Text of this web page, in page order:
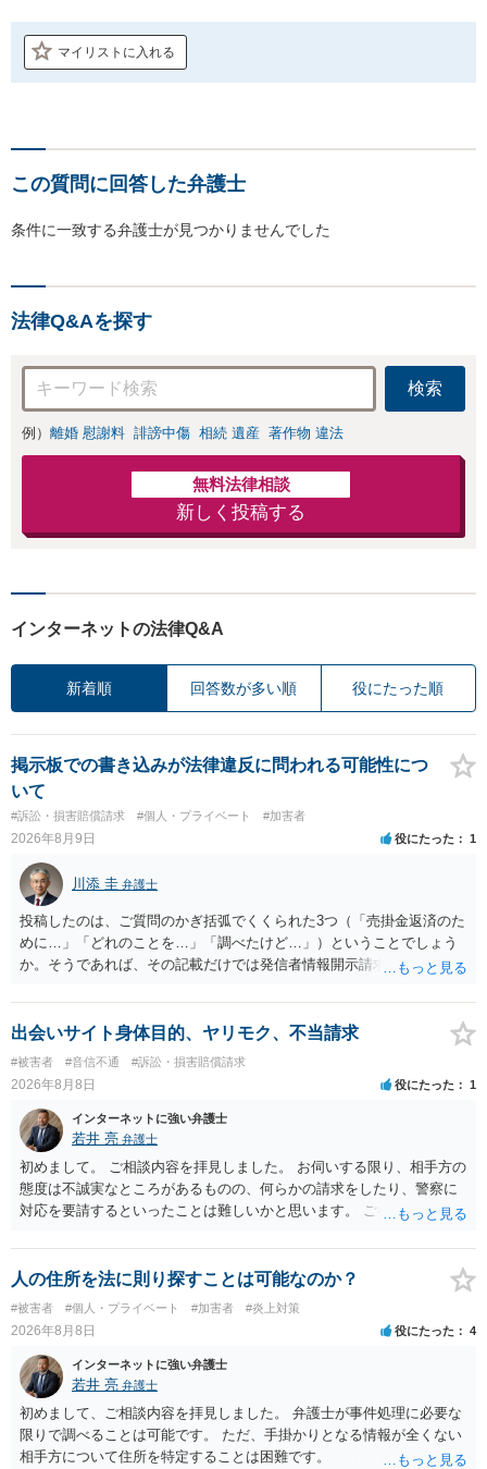
マイリストに入れる
この質問に回答した弁護士
条件に一致する弁護士が見つかりませんでした
法律Q&Aを探す
検索
例） 離婚 慰謝料 誹謗中傷 相続 遺産 著作物 違法
無料法律相談
新しく投稿する
インターネットの法律Q&A
新着順 回答数が多い順 役にたった順
掲示板での書き込みが法律違反に問われる可能性につ
いて
#訴訟・損害賠償請求 #個人・プライベート #加害者
2026年8月9日 役にたった 1
川添 圭 弁護士
投稿したのは、ご質問のかぎ括弧でくくられた3つ（「売掛金返済のた
めに…」「どれのことを…」「調べたけど…」）ということでしょう
か。そうであれば、その記載だけでは発信者情報開示請求が認められ
ただ、「328が名誉毀損、偽計業務妨害、侮辱罪、ストーカー等に関す
る法律違反に該当するといわれ」とのことですので、ご質問に書かれ
ていない何らかの背景事情があれば、回答は180度変わるかもしれませ
ん。公開の場で詳細を投稿することは不適当と思われますので、弁護
士へ直接相談した方がよいでしょう。
出会いサイト身体目的、ヤリモク、不当請求
#被害者 #音信不通 #訴訟・損害賠償請求
2026年8月8日 役にたった 1
インターネットに強い弁護士
若井 亮 弁護士
初めまして。 ご相談内容を拝見しました。 お伺いする限り、相手方の
態度は不誠実なところがあるものの、何らかの請求をしたり、警察に
対応を要請するといったことは難しいかと思います。 ご参考になれば
人の住所を法に則り探すことは可能なのか？
#被害者 #個人・プライベート #加害者 #炎上対策
2026年8月8日 役にたった 4
インターネットに強い弁護士
若井 亮 弁護士
初めまして、ご相談内容を拝見しました。 弁護士が事件処理に必要な
限りで調べることは可能です。 ただ、手掛かりとなる情報が全くない
相手方について住所を特定することは困難です。